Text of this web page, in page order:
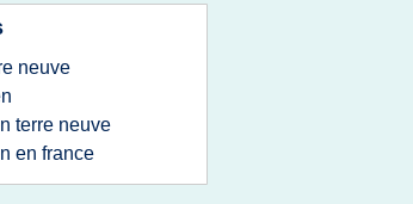
neuve
terre neuve
en france